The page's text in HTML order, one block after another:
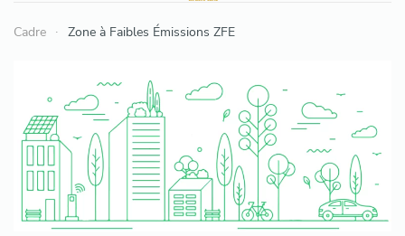
Cadre Zone à Faibles Émissions ZFE